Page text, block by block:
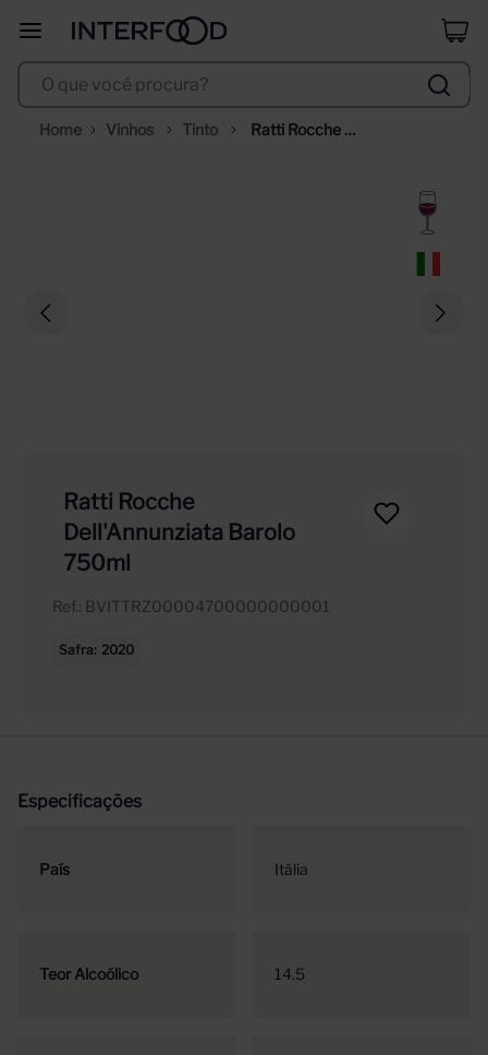
O que você procura?
Vinhos Tinto
Ratti Rocche
Ratti Rocche
Dell'Annunziata Barolo
750ml
Ref. : BVITTRZ00004700000000001
Safra 2020
Especificações
País Itália
Teor Alcoólico 14.5
º duff
corpus astral
10ºsanta helena